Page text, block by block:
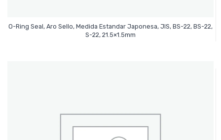
O-Ring Seal, Aro Sello, Medida Estandar Japonesa, JIS, BS-22, BS-22,
S-22, 21.5×1.5mm
Leer Más